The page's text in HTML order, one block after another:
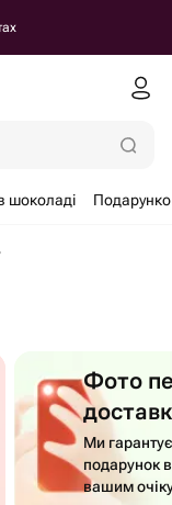
шоколаді
Фото
Ми
подарунок
вашим